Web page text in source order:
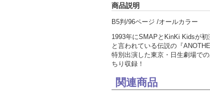
商品説明
B5判/96ページ /オールカラー
1993年にSMAPとKinKi Kidsが
と言われている伝説の『
特別出演した東京・日生劇場で
ちり収録！
関連商品